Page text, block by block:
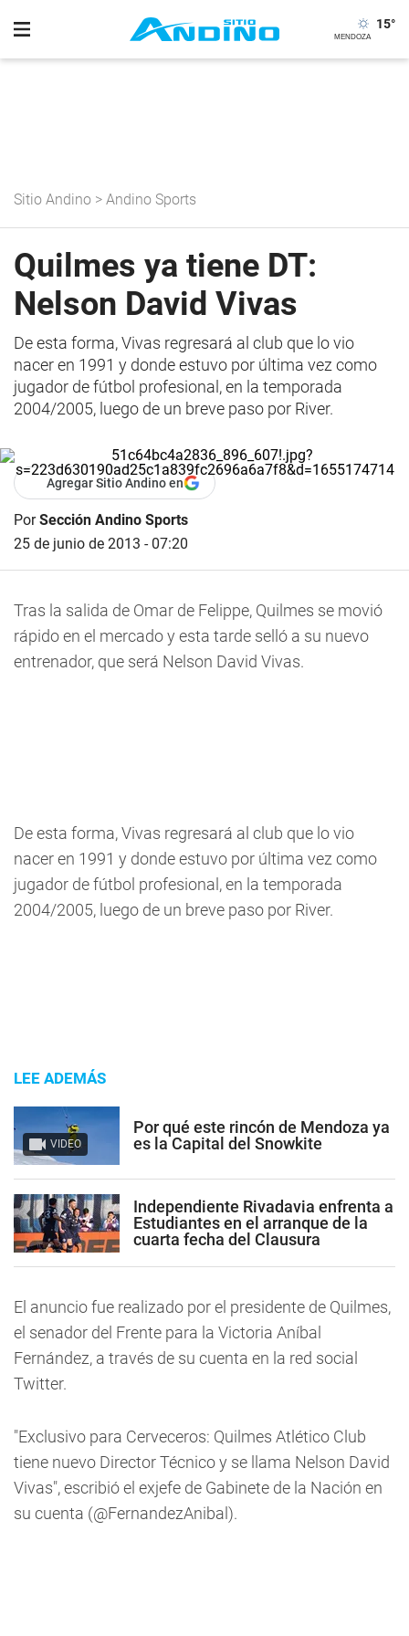
15°
Sitio Andino > Andino Sports
Quilmes ya tiene DT:
Nelson David Vivas
De esta forma, Vivas regresará al club que lo vio
nacer en 1991 y donde estuvo por última vez como
jugador de fútbol profesional, en la temporada
2004/2005, luego de un breve paso por River.
Agregar Sitio Andino en
PorSección Andino Sports
25 de junio de 2013 - 07:20
Tras la salida de Omar de Felippe, Quilmes se movió
rápido en el mercado y esta tarde selló a su nuevo
entrenador, que será Nelson David Vivas.
De esta forma, Vivas regresará al club que lo vio
nacer en 1991 y donde estuvo por última vez como
jugador de fútbol profesional, en la temporada
2004/2005, luego de un breve paso por River.
LEE ADEMÁS
VIDEO
Por qué este rincón de Mendoza ya
es la Capital del Snowkite
Independiente Rivadavia enfrenta a
Estudiantes en el arranque de la
cuarta fecha del Clausura
El anuncio fue realizado por el presidente de Quilmes,
el senador del Frente para la Victoria Aníbal
Fernández, a través de su cuenta en la red social
Twitter.
"Exclusivo para Cerveceros: Quilmes Atlético Club
tiene nuevo Director Técnico y se llama Nelson David
Vivas", escribió el exjefe de Gabinete de la Nación en
su cuenta (@FernandezAnibal).